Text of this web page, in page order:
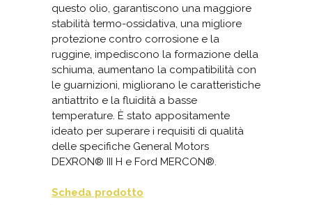
questo olio, garantiscono una maggiore
stabilità termo-ossidativa, una migliore
protezione contro corrosione e la
ruggine, impediscono la formazione della
schiuma, aumentano la compatibilità con
le guarnizioni, migliorano le caratteristiche
antiattrito e la fluidità a basse
temperature. È stato appositamente
ideato per superare i requisiti di qualità
delle specifiche General Motors
DEXRON® III H e Ford MERCON®.
Scheda prodotto